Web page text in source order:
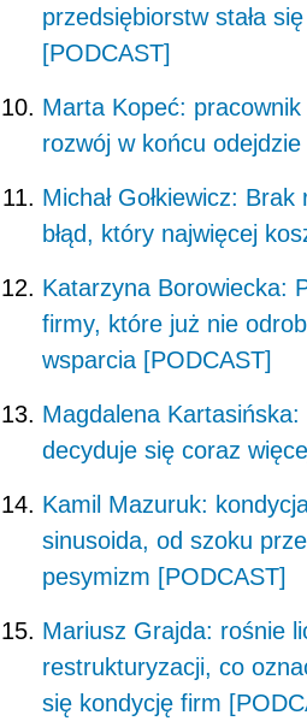
przedsiębiorstw stała
[PODCAST]
Marta Kopeć:
rozwój w końcu
Michał Gołkiewicz:
błąd, który najwięcej
Katarzyna Borowiecka:
firmy, które już nie
wsparcia [PODCAST]
Magdalena
decyduje się coraz
Kamil Mazuruk:
sinusoida, od szoku
pesymizm [PODCAST]
Mariusz Grajda: rośnie
restrukturyzacji, co
się kondycję firm